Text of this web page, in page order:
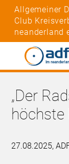
Allgemeiner
Club
neanderland
„Der
höchste
27.08.2025,